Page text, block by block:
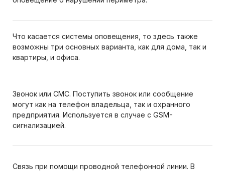
Что касается системы оповещения, то здесь также
возможны три основных варианта, как для дома, так и
квартиры, и офиса.
Звонок или СМС. Поступить звонок или сообщение
могут как на телефон владельца, так и охранного
предприятия. Используется в случае с GSM-
сигнализацией.
Связь при помощи проводной телефонной линии. В